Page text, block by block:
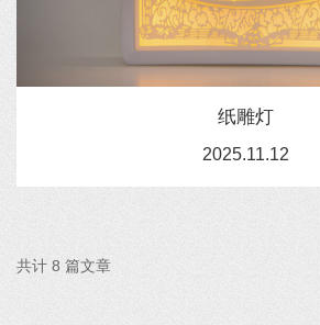
纸雕灯
2025.11.12
共计 8 篇文章